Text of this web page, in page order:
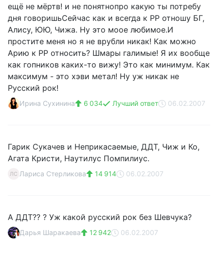
ещё не мёртв! и не понятнопро какую ты потребу
дня говоришьСейчас как и всегда к РР отношу БГ,
Алису, ЮЮ, Чижа. Ну это моое любимое.И
простите меня но я не врубли никак! Как можно
Арию к РР относить? Шмары галимые! Я их вообще
как гопников каких-то вижу! Это как минимум. Как
максимум - это хэви метал! Ну уж никак не
Русский рок!
Ирина Сухинина 6 034 Лучший ответ 06.02.2007
Гарик Сукачев и Неприкасаемые, ДДТ, Чиж и Ко,
Агата Кристи, Наутилус Помпилиус.
ЛС Лариса Стерликова 14 914 06.02.2007
А ДДТ?? ? Уж какой русский рок без Шевчука?
Дарья Шаракаева 12 942 06.02.2007